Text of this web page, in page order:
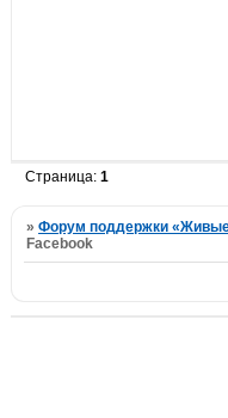
Страница:1
»Форум поддержки
Facebook